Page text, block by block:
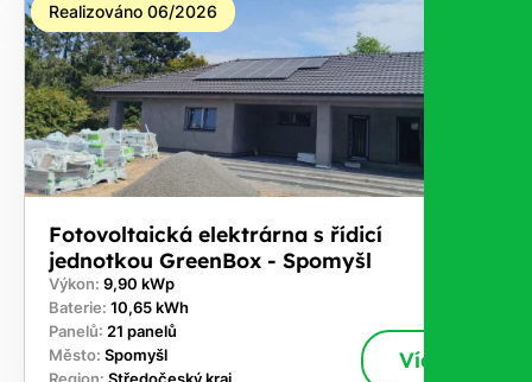
Realizováno 06/2026
Fotovoltaická elektrárna s řídicí
jednotkou GreenBox - Spomyšl
Výkon: 9,90 kWp
Baterie: 10,65 kWh
Panelů: 21 panelů
Město: Spomyšl
Více